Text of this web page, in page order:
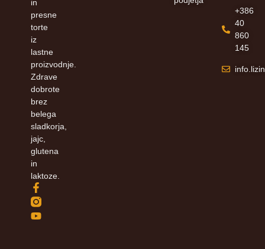
in
presne
torte
iz
lastne
proizvodnje.
Zdrave
dobrote
brez
belega
sladkorja,
jajc,
glutena
in
laktoze.
+386
40
860
145